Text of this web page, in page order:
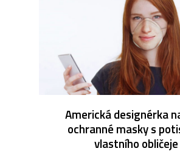
Americká designérka
ochranné masky s
vlastního obličeje